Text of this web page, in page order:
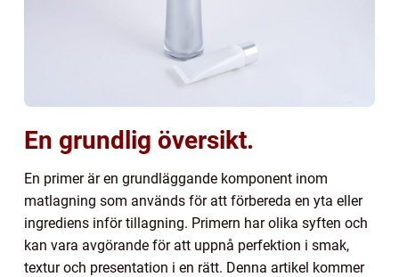
En grundlig översikt.
En primer är en grundläggande komponent inom
matlagning som används för att förbereda en yta eller
ingrediens inför tillagning. Primern har olika syften och
kan vara avgörande för att uppnå perfektion i smak,
textur och presentation i en rätt. Denna artikel kommer